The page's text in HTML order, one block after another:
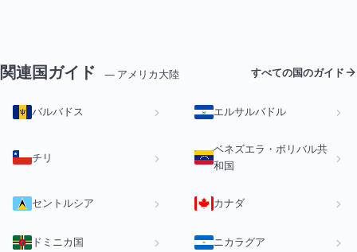
関連国ガイド — アメリカ大陸 すべての国のガイド
バルバドス エルサルバドル
チリ
ベネズエラ・ボリバル共
和国
セントルシア カナダ
ドミニカ国 ニカラグア